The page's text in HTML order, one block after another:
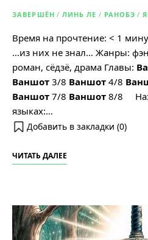
ЗАВЕРШЁН / ЛИНЬ ЛЕ / РАНОБЭ /
Время на прочтение: < 1
…из них не знал… Жанры:
роман, сёдзё, драма Главы:
Ваншот 3/8 Ваншот 4/8
Ваншот 7/8 Ваншот 8/8
языках:…
Добавить в закладки (0)
ЧИТАТЬ ДАЛЕЕ